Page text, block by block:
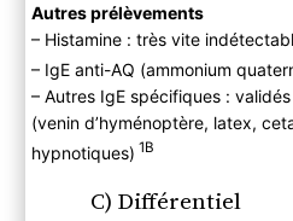
Autres prélèvements
– Histamine : très vite
– IgE anti-AQ (ammonium
– Autres IgE spécifiques :
(venin d’hyménoptère, latex,
hypnotiques) 1B
C) Différentiel